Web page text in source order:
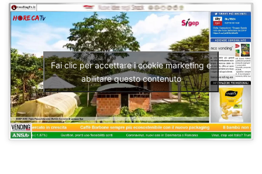
Fai clic per accettare i cookie marketing e
abilitare questo contenuto